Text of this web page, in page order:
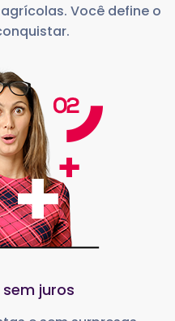
Você define o
juros